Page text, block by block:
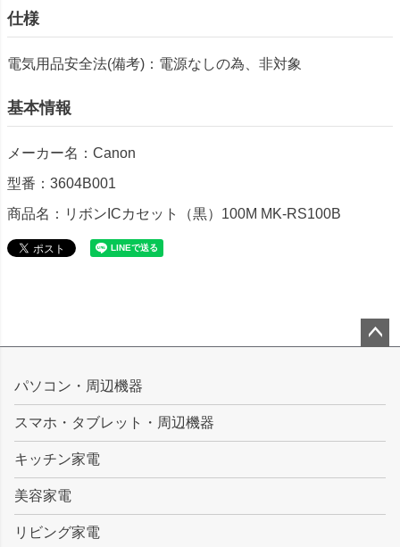
仕様
電気用品安全法(備考)：電源なしの為、非対象
基本情報
メーカー名：Canon
型番：3604B001
商品名：リボンICカセット（黒）100M MK-RS100B
ップ
パソコン・周辺機器
スマホ・タブレット・周辺機器
キッチン家電
美容家電
リビング家電